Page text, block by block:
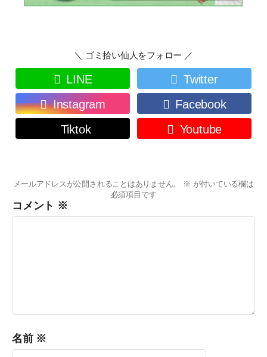
＼ ゴミ拾い仙人をフォロー ／
LINE
Twitter
Instagram
Facebook
Tiktok
Youtube
メールアドレスが公開されることはありません。 ※ が付いている欄は
必須項目です
コメント ※
名前 ※